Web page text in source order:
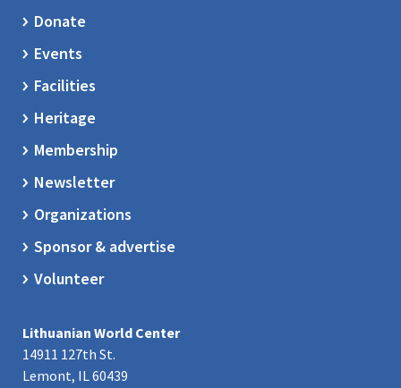
Donate
Events
Facilities
Heritage
Membership
Newsletter
Organizations
Sponsor & advertise
Volunteer
Lithuanian World Center
14911 127th St.
Lemont, IL 60439